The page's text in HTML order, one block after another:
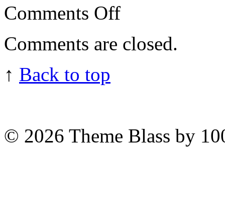
Comments Offon
valentine’s
Comments are closed.
↑ Back to top
© 2026 Theme Blass by